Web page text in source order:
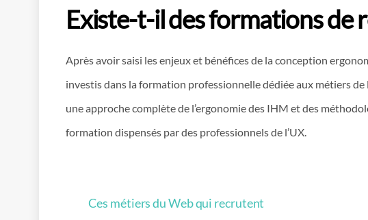
Existe-t-il des formations de
Après avoir saisi les enjeux et bénéfices de la conception
investis dans la formation professionnelle dédiée aux métiers
une approche complète de l’ergonomie des IHM et des
formation dispensés par des professionnels de l’UX.
Ces métiers du Web qui recrutent